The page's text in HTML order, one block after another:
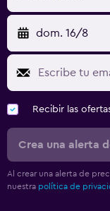
dom. 16/8
Recibir las
Crea una alerta
Al crear una alerta de
nuestra política de